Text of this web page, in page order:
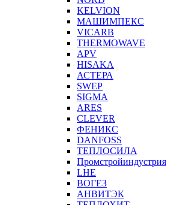
KELVION
МАШИМПЕКС
VICARB
THERMOWAVE
APV
HISAKA
АСТЕРА
SWEP
SIGMA
ARES
CLEVER
ФЕНИКС
DANFOSS
ТЕПЛОСИЛА
Промстройиндустрия
LHE
ВОГЕЗ
АНВИТЭК